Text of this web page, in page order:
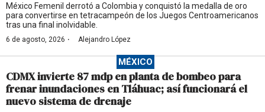
México Femenil derrotó a Colombia y conquistó la medalla de oro
para convertirse en tetracampeón de los Juegos Centroamericanos
tras una final inolvidable.
6 de agosto, 2026 · Alejandro López
MÉXICO
CDMX invierte 87 mdp en planta de bombeo para
frenar inundaciones en Tláhuac; así funcionará el
nuevo sistema de drenaje